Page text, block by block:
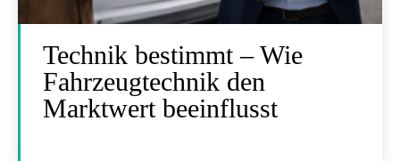
Technik bestimmt – Wie
Fahrzeugtechnik den
Marktwert beeinflusst